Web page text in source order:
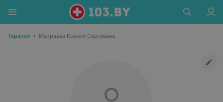
Терапия • Матраева Ксения Сергеевна